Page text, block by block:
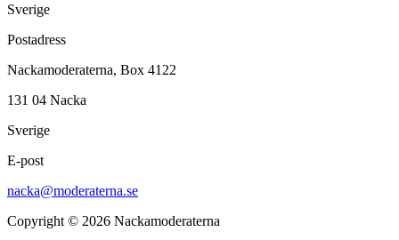
Sverige
Postadress
Nackamoderaterna, Box 4122
131 04 Nacka
Sverige
E-post
nacka@moderaterna.se
Copyright © 2026 Nackamoderaterna